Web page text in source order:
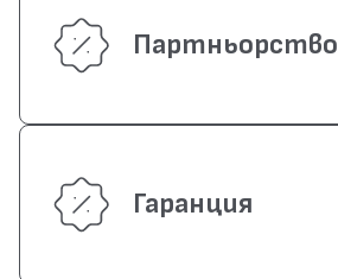
Партньорство
Гаранция